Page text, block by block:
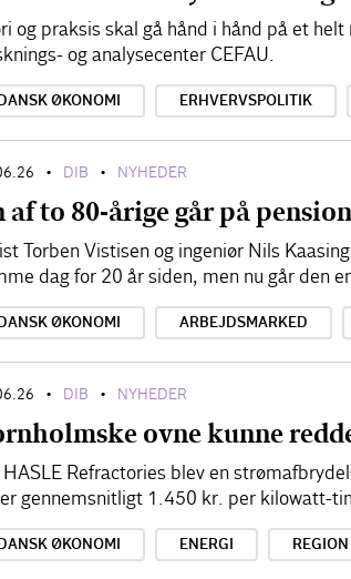
og praksis skal gå hånd i hånd på et
og analysecenter CEFAU.
DANSK ØKONOMI ERHVERVSPOLITIK
• DIB • NYHEDER
af to 80-årige går på
Torben Vistisen og ingeniør Nils
dag for 20 år siden, men nu går den
DANSK ØKONOMI ARBEJDSMARKED
• DIB • NYHEDER
ovne kunne
HASLE Refractories blev en
gennemsnitligt 1.450 kr. per kilowatt-
DANSK ØKONOMI ENERGI